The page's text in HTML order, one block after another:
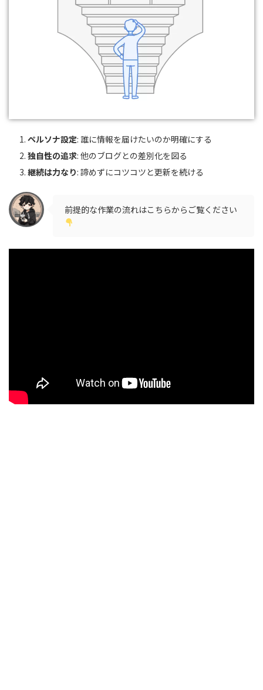
ペルソナ設定: 誰に情報を届けたいのか明確にする
独自性の追求: 他のブログとの差別化を図る
継続は力なり: 諦めずにコツコツと更新を続ける
前提的な作業の流れはこちらからご覧ください